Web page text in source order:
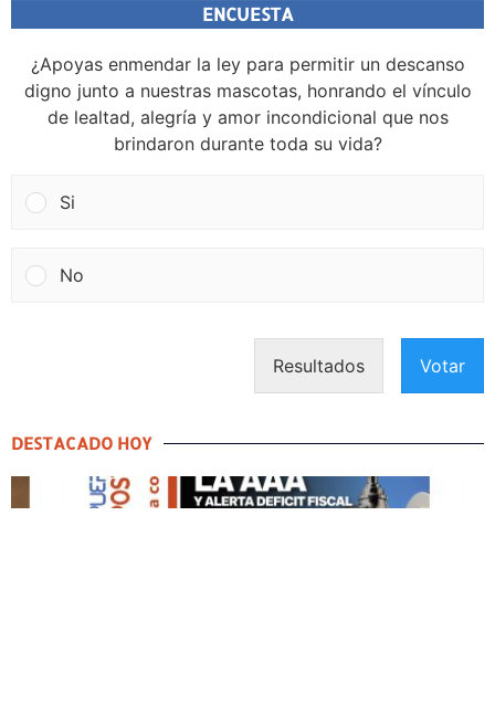
ENCUESTA
¿Apoyas enmendar la ley para permitir un descanso
digno junto a nuestras mascotas, honrando el vínculo
de lealtad, alegría y amor incondicional que nos
brindaron durante toda su vida?
Si
No
Resultados Votar
DESTACADO HOY